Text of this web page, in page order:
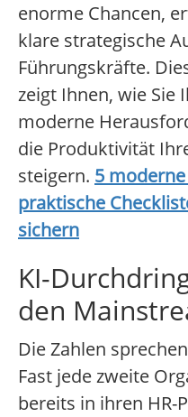
enorme Chancen,
klare strategische
Führungskräfte.
zeigt Ihnen, wie Sie
moderne
die Produktivität
steigern. 5
praktische
sichern
KI-
den
Die Zahlen
Fast jede zweite
bereits in ihren HR-